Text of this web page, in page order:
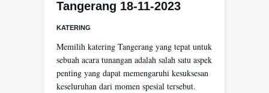
Tangerang 18-11-2023
KATERING
Memilih katering Tangerang yang tepat untuk
sebuah acara tunangan adalah salah satu aspek
penting yang dapat memengaruhi kesuksesan
keseluruhan dari momen spesial tersebut.